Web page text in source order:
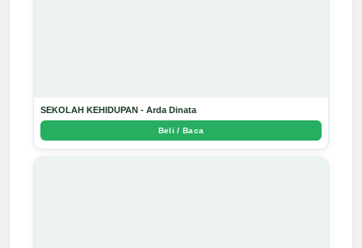
SEKOLAH KEHIDUPAN - Arda Dinata
Beli / Baca